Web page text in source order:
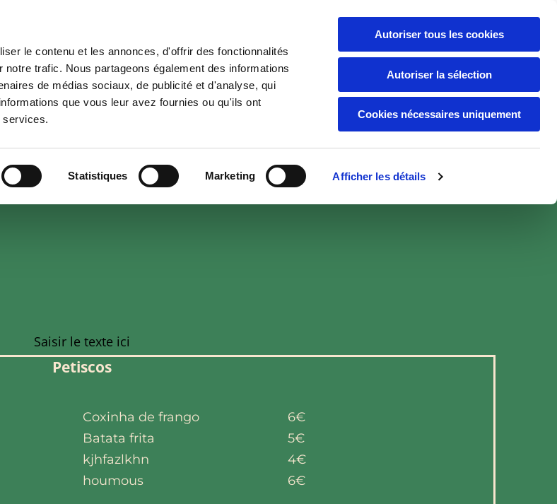
le contenu et les annonces, d'offrir des fonctionnalités
trafic. Nous partageons également des informations
de médias sociaux, de publicité et d'analyse, qui
que vous leur avez fournies ou qu'ils ont
services.
Statistiques Marketing Afficher les détails
Autoriser tous les cookies
Autoriser la sélection
Cookies nécessaires uniquement
CARTE NOUS CONTACTER
04 74 58 99 48
Saisir le texte ici
Petiscos
Coxinha de frango
6€
Batata frita
5€
kjhfazlkhn
4€
houmous 6€